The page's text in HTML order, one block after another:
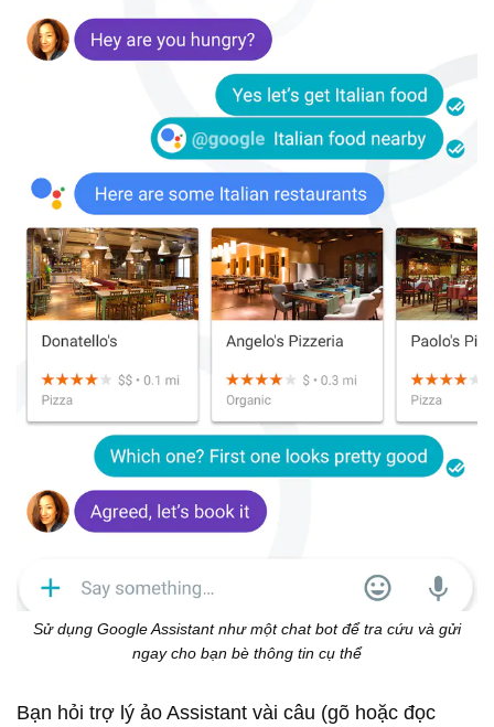
Sử dụng Google Assistant như một chat bot để tra cứu và gửi
ngay cho bạn bè thông tin cụ thể
Bạn hỏi trợ lý ảo Assistant vài câu (gõ hoặc đọc